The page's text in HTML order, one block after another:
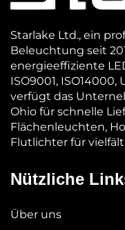
Starlake Ltd., ein
Beleuchtung seit
energieeffiziente
ISO9001, ISO14000,
verfügt das
Ohio für schnelle
Flächenleuchten,
Flutlichter für
Nützliche
Über uns